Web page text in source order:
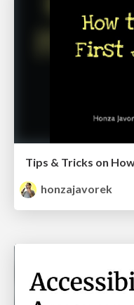
Tips & Tricks on
honzajavorek